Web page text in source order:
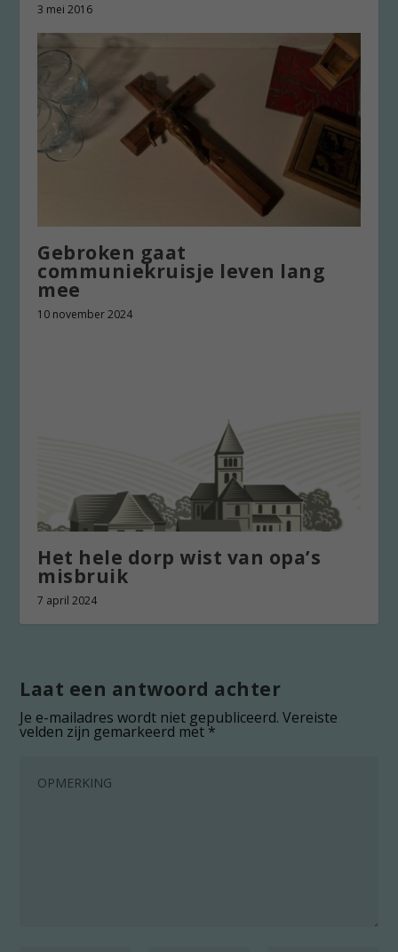
3 mei 2016
Gebroken gaat
communiekruisje leven lang
mee
10 november 2024
Het hele dorp wist van opa’s
misbruik
7 april 2024
Laat een antwoord achter
Je e-mailadres wordt niet gepubliceerd. Vereiste
velden zijn gemarkeerd met*